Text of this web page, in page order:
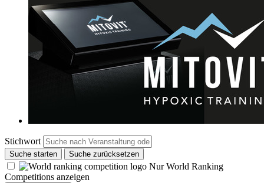
Stichwort
Suche starten Suche zurücksetzen
Nur World Ranking
Competitions anzeigen